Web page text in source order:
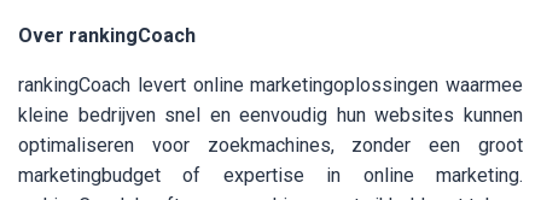
Over rankingCoach
rankingCoach levert online marketingoplossingen waarmee
kleine bedrijven snel en eenvoudig hun websites kunnen
optimaliseren voor zoekmachines, zonder een groot
marketingbudget of expertise in online marketing.